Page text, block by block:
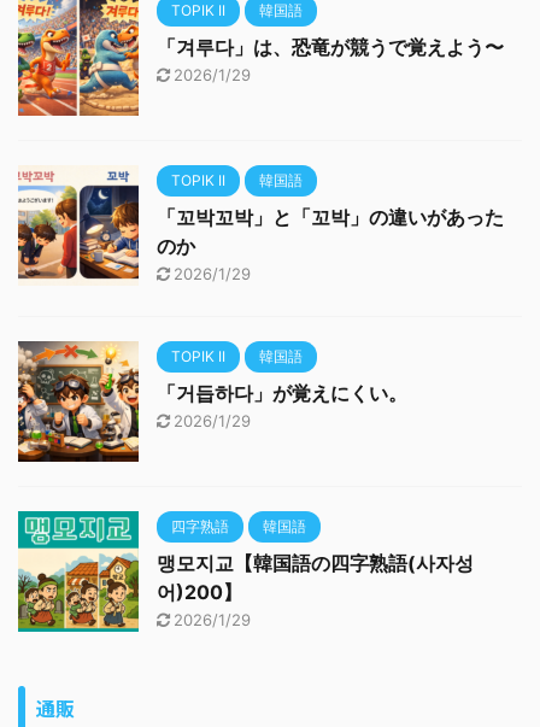
TOPIK II 韓国語
「겨루다」は、恐竜が競うで覚えよう〜
2026/1/29
TOPIK II 韓国語
「꼬박꼬박」と「꼬박」の違いがあった
のか
2026/1/29
TOPIK II 韓国語
「거듭하다」が覚えにくい。
2026/1/29
四字熟語 韓国語
맹모지교【韓国語の四字熟語(사자성
어)200】
2026/1/29
通販